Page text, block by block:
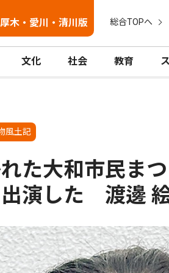
厚木・愛川・清川版 総合TOPへ
文化 社会 教育
風土記
た大和市民ま
出演した 渡邊